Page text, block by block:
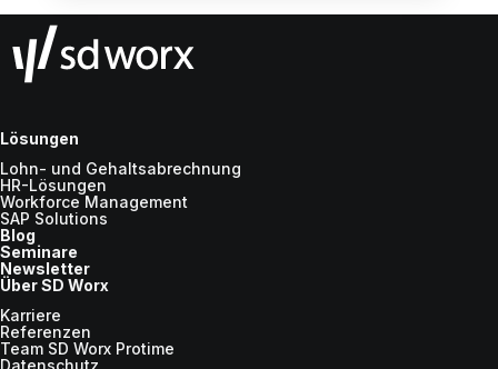
Lösungen
Lohn- und Gehaltsabrechnung
HR-Lösungen
Workforce Management
SAP Solutions
Blog
Seminare
Newsletter
Über SD Worx
Karriere
Referenzen
Team SD Worx Protime